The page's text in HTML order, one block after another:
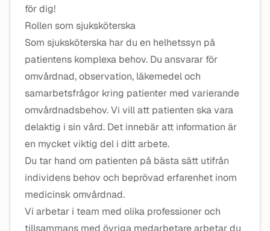
för dig!
Rollen som sjuksköterska
Som sjuksköterska har du en helhetssyn på
patientens komplexa behov. Du ansvarar för
omvårdnad, observation, läkemedel och
samarbetsfrågor kring patienter med varierande
omvårdnadsbehov. Vi vill att patienten ska vara
delaktig i sin vård. Det innebär att information är
en mycket viktig del i ditt arbete.
Du tar hand om patienten på bästa sätt utifrån
individens behov och beprövad erfarenhet inom
medicinsk omvårdnad.
Vi arbetar i team med olika professioner och
tillsammans med övriga medarbetare arbetar du